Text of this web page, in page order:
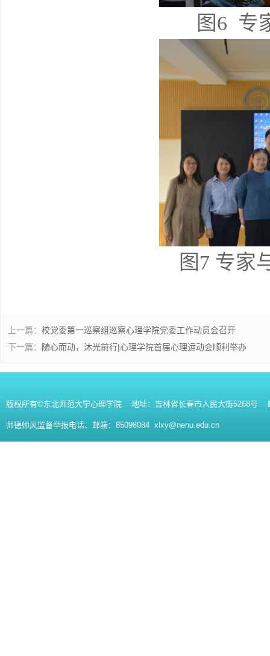
图6 专
图 7 专家
上一篇： 校党委第一巡察组巡察心理学院党委工作动员会召开
下一篇：
随心而动，沐光前行|心理学院首届心理运动会顺利举办
版权所有©东北师范大学心理学院 地址：吉林省长春市人民大街5268号
师德师风监督举报电话、邮箱：85098084 xlxy@nenu.edu.cn